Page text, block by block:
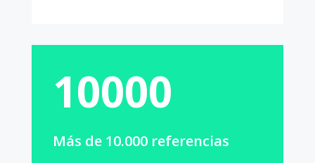
10000
Más de 10.000 referencias